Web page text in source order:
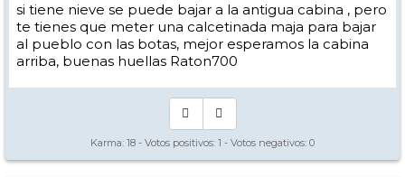
si tiene nieve se puede bajar a la antigua cabina , pero
te tienes que meter una calcetinada maja para bajar
al pueblo con las botas, mejor esperamos la cabina
arriba, buenas huellas Raton700
Karma: 18 - Votos positivos: 1 - Votos negativos: 0